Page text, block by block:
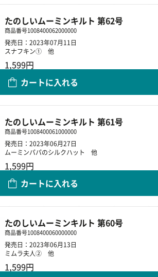
たのしいムーミンキルト 第62号
商品番号1008400062000000
発売日：2023年07月11日
スナフキン① 他
1,599円
カートに入れる
たのしいムーミンキルト 第61号
商品番号1008400061000000
発売日：2023年06月27日
ムーミンパパのシルクハット 他
1,599円
カートに入れる
たのしいムーミンキルト 第60号
商品番号1008400060000000
発売日：2023年06月13日
ミムラ夫人② 他
1,599円